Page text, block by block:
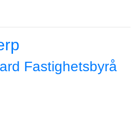
Fastighetsbyrå